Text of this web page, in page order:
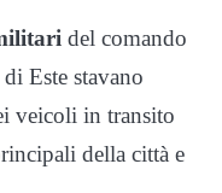
del comando
Este stavano
veicoli in transito
della città e